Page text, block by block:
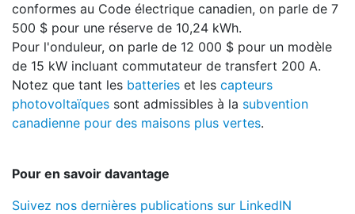
conformes au Code électrique canadien, on parle de 7
500 $ pour une réserve de 10,24 kWh.
Pour l'onduleur, on parle de 12 000 $ pour un modèle
de 15 kW incluant commutateur de transfert 200 A.
Notez que tant les batteries et les capteurs
photovoltaïques sont admissibles à la subvention
canadienne pour des maisons plus vertes.
Pour en savoir davantage
Suivez nos dernières publications sur LinkedIN